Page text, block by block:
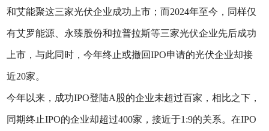
和艾能聚这三家光伏企业成功上市；而2024年至今，同样仅
有艾罗能源、永臻股份和拉普拉斯等三家光伏企业先后成功
上市，与此同时，今年终止或撤回IPO申请的光伏企业却接
近20家。
今年以来，成功IPO登陆A股的企业未超过百家，相比之下，
同期终止IPO的企业却超过400家，接近于1:9的关系。在IPO